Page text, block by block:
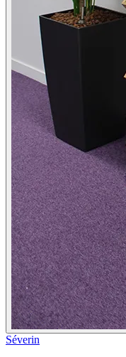
Séverin